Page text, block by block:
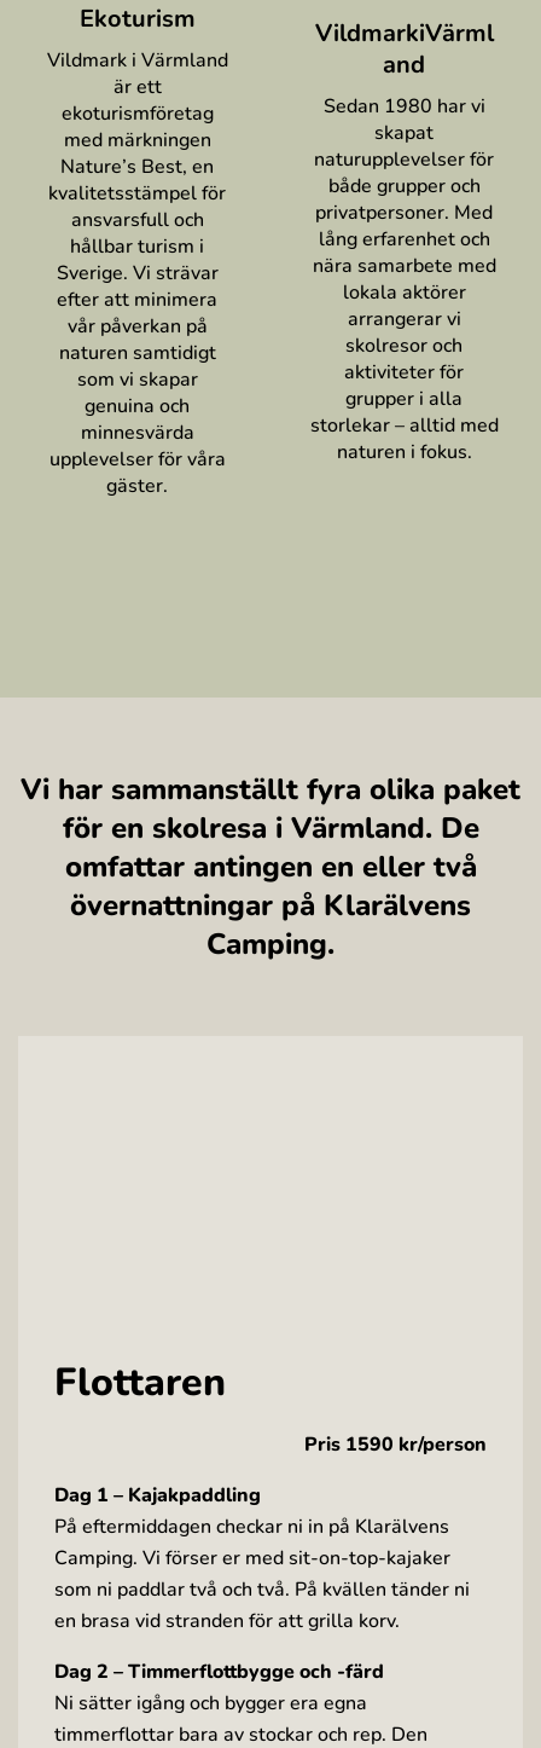
Ekoturism
Vildmark i Värmland
är ett
ekoturismföretag
med märkningen
Nature’s Best, en
kvalitetsstämpel för
ansvarsfull och
hållbar turism i
Sverige. Vi strävar
efter att minimera
vår påverkan på
naturen samtidigt
som vi skapar
genuina och
minnesvärda
upplevelser för våra
gäster.
VildmarkiVärml
and
Sedan 1980 har vi
skapat
naturupplevelser för
både grupper och
privatpersoner. Med
lång erfarenhet och
nära samarbete med
lokala aktörer
arrangerar vi
skolresor och
aktiviteter för
grupper i alla
storlekar – alltid med
naturen i fokus.
Vi har sammanställt fyra olika paket
för en skolresa i Värmland. De
omfattar antingen en eller två
övernattningar på Klarälvens
Camping.
Flottaren
Pris 1590 kr/person
Dag 1 – Kajakpaddling
På eftermiddagen checkar ni in på Klarälvens
Camping. Vi förser er med sit-on-top-kajaker
som ni paddlar två och två. På kvällen tänder ni
en brasa vid stranden för att grilla korv.
Dag 2 – Timmerflottbygge och -färd
Ni sätter igång och bygger era egna
timmerflottar bara av stockar och rep. Den